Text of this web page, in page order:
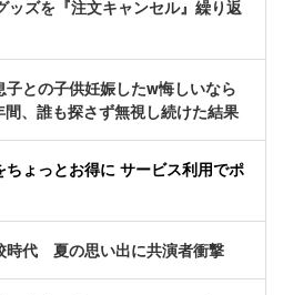
ッズを『注文キャンセル』繰り返
子との子供妊娠したw悔しいなら
、誰も探さず無視し続けた結果
ちょっとお得に サービス利用でポ
時代 夏の思い出に共演者衝撃